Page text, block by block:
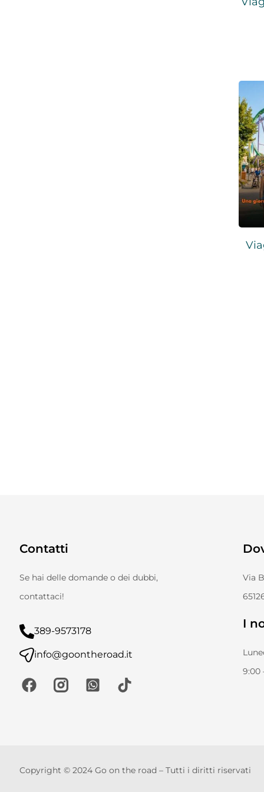
Contatti
Se hai delle domande o dei dubbi,
contattaci!
389-9573178
info@goontheroad.it
Via
I
9:00
Copyright © 2024 Go on the road – Tutti i diritti riservati